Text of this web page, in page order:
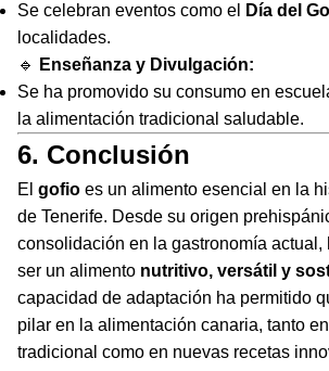
Se celebran eventos como el
Día del
localidades.
🔹
Enseñanza y Divulgación:
Se ha promovido su consumo en
la alimentación tradicional saludable.
6. Conclusión
El gofio es un alimento esencial en la
de Tenerife. Desde su origen
consolidación en la gastronomía actual,
ser un alimento nutritivo, versátil y
capacidad de adaptación ha permitido
pilar en la alimentación canaria, tanto
tradicional como en nuevas recetas